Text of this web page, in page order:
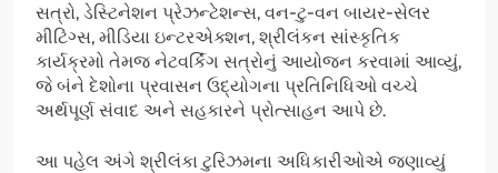
સત્રો, ડેસ્ટિનેશન પ્રેઝન્ટેશન્સ, વન-ટુ-વન બાયર-સેલર
મીટિંગ્સ, મીડિયા ઇન્ટરએક્શન, શ્રીલંકન સાંસ્કૃતિક
કાર્યક્રમો તેમજ નેટવર્કિંગ સત્રોનું આયોજન કરવામાં આવ્યું,
જે બંને દેશોના પ્રવાસન ઉદ્યોગના પ્રતિનિધિઓ વચ્ચે
અર્થપૂર્ણ સંવાદ અને સહકારને પ્રોત્સાહન આપે છે.
આ પહેલ અંગે શ્રીલંકા ટુરિઝમના અધિકારીઓએ જણાવ્યું